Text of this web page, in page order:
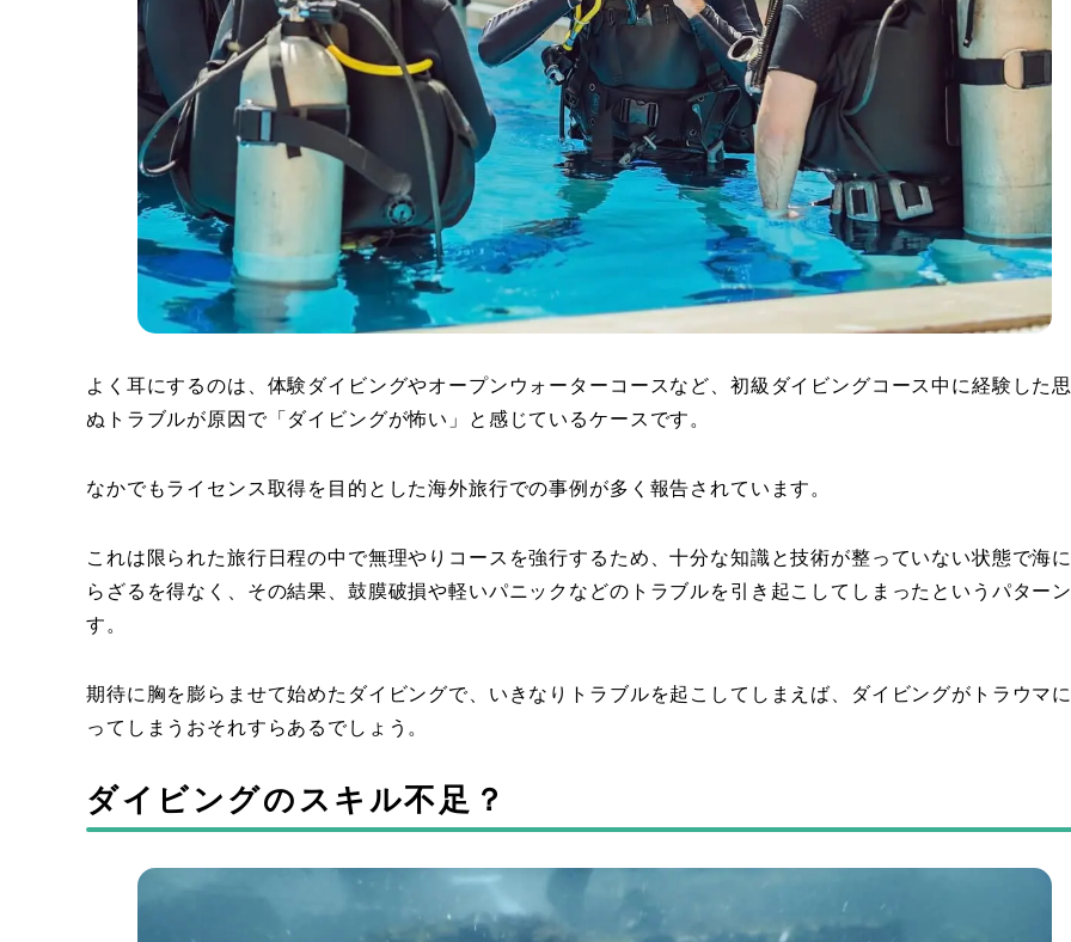
よく耳にするのは、体験ダイビングやオープンウォーターコースなど、初級ダイビングコース中に経験した
ぬトラブルが原因で「ダイビングが怖い」と感じているケースです。
なかでもライセンス取得を目的とした海外旅行での事例が多く報告されています。
これは限られた旅行日程の中で無理やりコースを強行するため、十分な知識と技術が整っていない状態で海
らざるを得なく、その結果、鼓膜破損や軽いパニックなどのトラブルを引き起こしてしまったというパター
す。
期待に胸を膨らませて始めたダイビングで、いきなりトラブルを起こしてしまえば、ダイビングがトラウマ
ってしまうおそれすらあるでしょう。
ダイビングのスキル不足？